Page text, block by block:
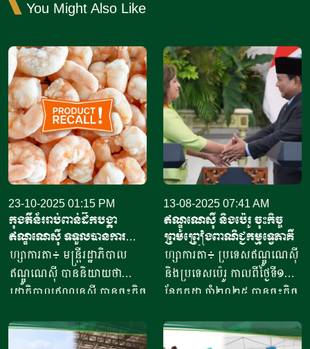
You Might Also Like
23-10-2025 01:15 PM
កុងតឺន័ររាប់ពាន់ដឹកបង្គា​
ឥណ្ឌូណេស៊ី​ ទទួលបានការ
អនុញ្ញាតនាំ​ចូល​ទីផ្សារអាម៉េរិក
ហ្សាការតា៖ មន្ត្រីរដ្ឋាភិបាល
ឥណ្ឌូណេស៊ី បាននិយាយថា
រដ្ឋាភិបាលឥណ្ឌូនេស៊ី បានចុះកិច្ច
អាហារ និងឱសថសហរដ្ឋ
13-08-2025 07:41 AM
ឥណ្ឌូណេស៊ី និងប៉េរូ ចុះកិច្ច
ព្រមព្រៀងពាណិជ្ជកម្មទ្វេភាគី
ហ្សាការតា៖ ប្រទេសឥណ្ឌូណេស៊ី
និងប្រទេសប៉េរូ កាលពីថ្ងៃទី១១
ខែកក្កដា ឆ្នាំ២០២៥ បានចុះកិច្ច
មេដឹកនាំប្រទេសទាំងពីរបានជួប